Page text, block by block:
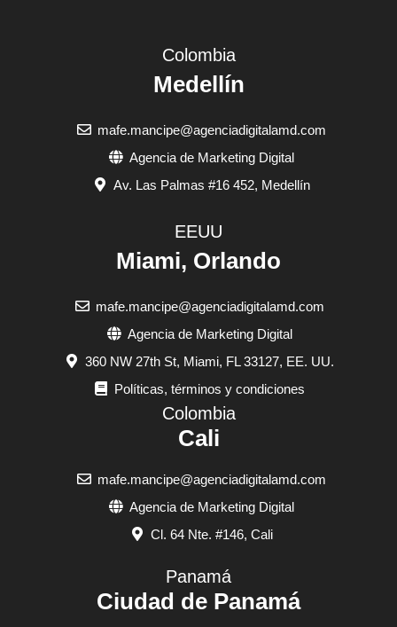
Colombia
Medellín
mafe.mancipe@agenciadigitalamd.com
Agencia de Marketing Digital
Av. Las Palmas #16 452, Medellín
EEUU
Miami, Orlando
mafe.mancipe@agenciadigitalamd.com
Agencia de Marketing Digital
360 NW 27th St, Miami, FL 33127, EE. UU.
Políticas, términos y condiciones
Colombia
Cali
mafe.mancipe@agenciadigitalamd.com
Agencia de Marketing Digital
Cl. 64 Nte. #146, Cali
Panamá
Ciudad de Panamá